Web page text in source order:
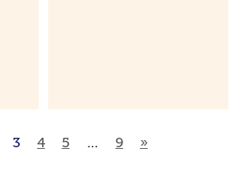
3 4 5 … 9 »